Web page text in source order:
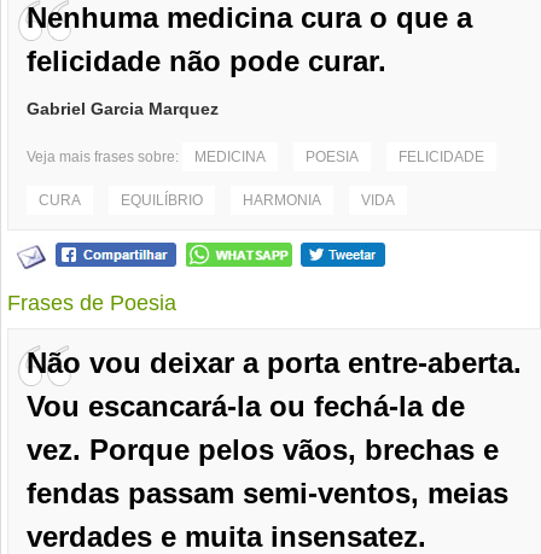
Nenhuma medicina cura o que a
felicidade não pode curar.
Gabriel Garcia Marquez
Veja mais frases sobre: MEDICINA POESIA FELICIDADE
CURA EQUILÍBRIO HARMONIA VIDA
Frases de Poesia
Não vou deixar a porta entre-aberta.
Vou escancará-la ou fechá-la de
vez. Porque pelos vãos, brechas e
fendas passam semi-ventos, meias
verdades e muita insensatez.